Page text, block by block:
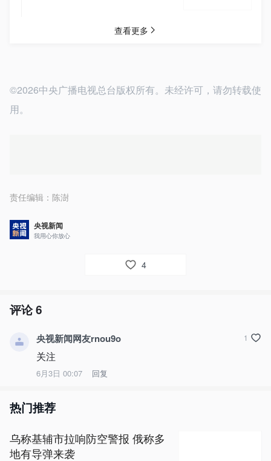
©2026中央广播电视总台版权所有。未经许可，请勿转载使
用。
责任编辑： 陈澍
央视新闻
我用心你放心
4
评论6
央视新闻网友rnou9o
关注
6月3日 00:07 回复
1
热门推荐
乌称基辅市拉响防空警报 俄称多
地有导弹来袭